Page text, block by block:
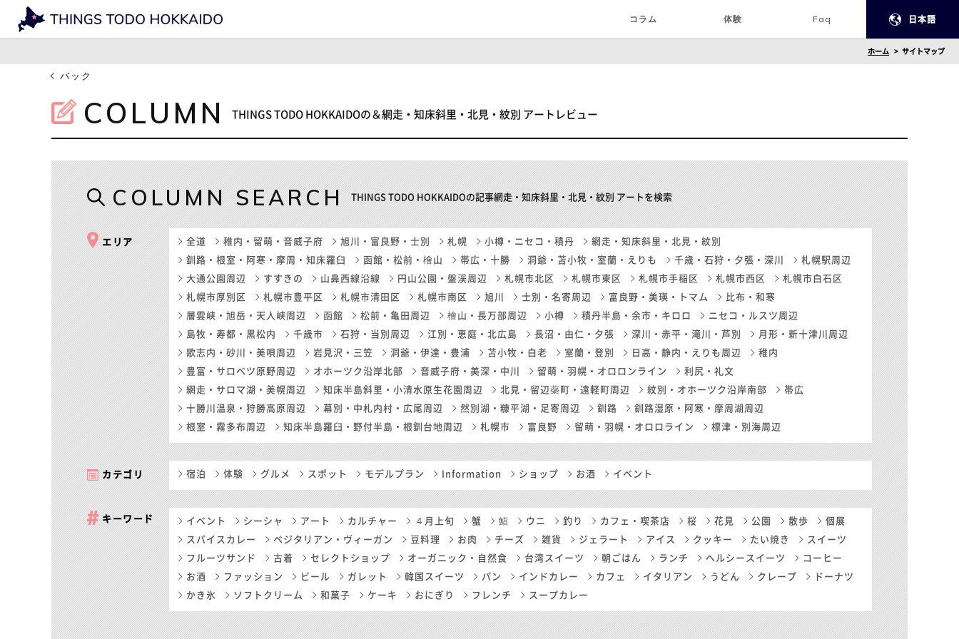
コラム 体験 Faq 日本語
ホーム サイトマップ
バック
COLUMN THINGS TODO HOKKAIDOの＆網走・知床斜里・北見・紋別 アートレビュー
COLUMN SEARCH THINGS TODO HOKKAIDOの記事網走・知床斜里・北見・紋別 アートを検索
エリア 全道 稚内・留萌・音威子府 旭川・富良野・士別 札幌 小樽・ニセコ・積丹
網走・知床斜里・北見・紋別
釧路・根室・阿寒・摩周・知床羅臼
函館・松前・檜山 帯広・十勝 洞爺・苫小牧・室蘭・えりも 千歳・石狩・夕張・深川
札幌駅周辺
大通公園周辺
すすきの 山鼻西線沿線 円山公園・盤渓周辺 札幌市北区 札幌市東区 札幌市手稲区 札幌市西区
札幌市白石区
札幌市厚別区
札幌市豊平区 札幌市清田区 札幌市南区 旭川 士別・名寄周辺 富良野・美瑛・トマム
比布・和寒
層雲峡・旭岳・天人峡周辺
函館 松前・亀田周辺 檜山・長万部周辺 小樽 積丹半島・余市・キロロ
ニセコ・ルスツ周辺
島牧・寿都・黒松内
千歳市 石狩・当別周辺 江別・恵庭・北広島 長沼・由仁・夕張 深川・赤平・滝川・芦別
月形・新十津川周辺
歌志内・砂川・美唄周辺
岩見沢・三笠 洞爺・伊達・豊浦 苫小牧・白老 室蘭・登別 日高・静内・えりも周辺
稚内
豊富・サロベツ原野周辺
オホーツク沿岸北部 音威子府・美深・中川 留萌・羽幌・オロロンライン
利尻・礼文
網走・サロマ湖・美幌周辺
知床半島斜里・小清水原生花園周辺 北見・留辺蘂町・遠軽町周辺 紋別・オホーツク沿岸南部
帯広
十勝川温泉・狩勝高原周辺
幕別・中札内村・広尾周辺 然別湖・糠平湖・足寄周辺 釧路
釧路湿原・阿寒・摩周湖周辺
根室・霧多布周辺
知床半島羅臼・野付半島・根釧台地周辺 札幌市 富良野 留萌・羽幌・オロロライン 標津・別海周辺
カテゴリ 宿泊 体験 グルメ スポット モデルプラン Information ショップ お酒 イベント
キーワード イベント シーシャ アート カルチャー ４月上旬 蟹 鮨 ウニ 釣り カフェ・喫茶店 桜 花見 公園 散歩
個展
スパイスカレー
ベジタリアン・ヴィーガン 豆料理 お肉 チーズ 雑貨 ジェラート アイス クッキー たい焼き
スイーツ
フルーツサンド
古着 セレクトショップ オーガニック・自然食 台湾スイーツ 朝ごはん ランチ ヘルシースイーツ
コーヒー
お酒
ファッション ビール ガレット 韓国スイーツ パン インドカレー カフェ イタリアン うどん クレープ
ドーナツ
かき氷
ソフトクリーム 和菓子 ケーキ おにぎり フレンチ スープカレー